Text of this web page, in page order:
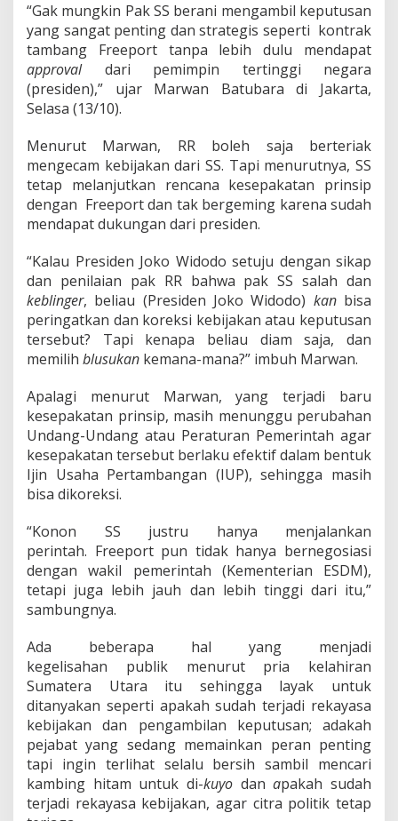
i
n
i
a
i
R
e
s
t
u
o
k
o
w
i
“Gak mungkin Pak SS berani mengambil keputusan
yang sangat penting dan strategis seperti kontrak
tambang Freeport tanpa lebih dulu mendapat
approvaldari pemimpin tertinggi negara
(presiden),” ujar Marwan Batubara di Jakarta,
Selasa (13/10).
Menurut Marwan, RR boleh saja berteriak
mengecam kebijakan dari SS. Tapi menurutnya, SS
tetap melanjutkan rencana kesepakatan prinsip
dengan Freeport dan tak bergeming karena sudah
mendapat dukungan dari presiden.
“Kalau Presiden Joko Widodo setuju dengan sikap
dan penilaian pak RR bahwa pak SS salah dan
keblinger, beliau (Presiden Joko Widodo) kanbisa
peringatkan dan koreksi kebijakan atau keputusan
tersebut? Tapi kenapa beliau diam saja, dan
memilih blusukan kemana-mana?” imbuh Marwan.
Apalagi menurut Marwan, yang terjadi baru
kesepakatan prinsip, masih menunggu perubahan
Undang-Undang atau Peraturan Pemerintah agar
kesepakatan tersebut berlaku efektif dalam bentuk
Ijin Usaha Pertambangan (IUP), sehingga masih
bisa dikoreksi.
“Konon SS justru hanya menjalankan
perintah. Freeport pun tidak hanya bernegosiasi
dengan wakil pemerintah (Kementerian ESDM),
tetapi juga lebih jauh dan lebih tinggi dari itu,”
sambungnya.
Ada beberapa hal yang menjadi
kegelisahan publik menurut pria kelahiran
Sumatera Utara itu sehingga layak untuk
ditanyakan seperti apakah sudah terjadi rekayasa
kebijakan dan pengambilan keputusan; adakah
pejabat yang sedang memainkan peran penting
tapi ingin terlihat selalu bersih sambil mencari
kambing hitam untuk di-kuyo danapakah sudah
terjadi rekayasa kebijakan, agar citra politik tetap